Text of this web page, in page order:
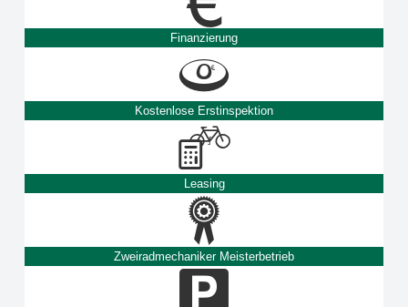
Finanzierung
Kostenlose Erstinspektion
Leasing
Zweiradmechaniker Meisterbetrieb